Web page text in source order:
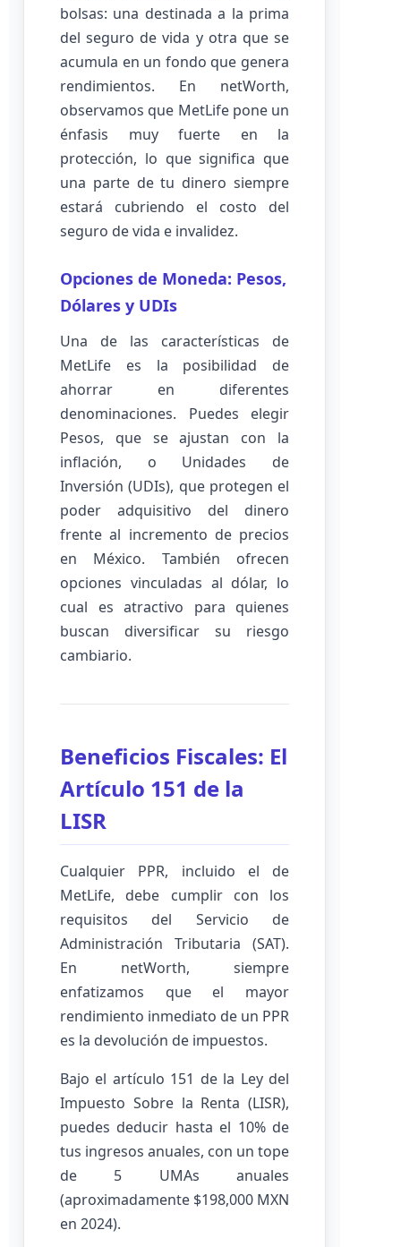
bolsas: una destinada a la prima
del seguro de vida y otra que se
acumula en un fondo que genera
rendimientos. En netWorth,
observamos que MetLife pone un
énfasis muy fuerte en la
protección, lo que significa que
una parte de tu dinero siempre
estará cubriendo el costo del
seguro de vida e invalidez.
Opciones de Moneda: Pesos,
Dólares y UDIs
Una de las características de
MetLife es la posibilidad de
ahorrar en diferentes
denominaciones. Puedes elegir
Pesos, que se ajustan con la
inflación, o Unidades de
Inversión (UDIs), que protegen el
poder adquisitivo del dinero
frente al incremento de precios
en México. También ofrecen
opciones vinculadas al dólar, lo
cual es atractivo para quienes
buscan diversificar su riesgo
cambiario.
Beneficios Fiscales: El
Artículo 151 de la
LISR
Cualquier PPR, incluido el de
MetLife, debe cumplir con los
requisitos del Servicio de
Administración Tributaria (SAT).
En netWorth, siempre
enfatizamos que el mayor
rendimiento inmediato de un PPR
es la devolución de impuestos.
Bajo el artículo 151 de la Ley del
Impuesto Sobre la Renta (LISR),
puedes deducir hasta el 10% de
tus ingresos anuales, con un tope
de 5 UMAs anuales
(aproximadamente $198,000 MXN
en 2024).